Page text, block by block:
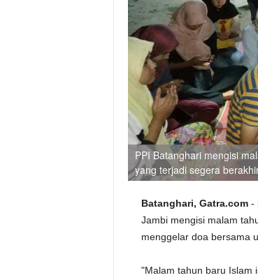
PPI Batanghari mengisi
yang terjadi segera
Batanghari, Gatra.com-
Jambi mengisi malam
menggelar doa bersama
"Malam tahun baru Islam